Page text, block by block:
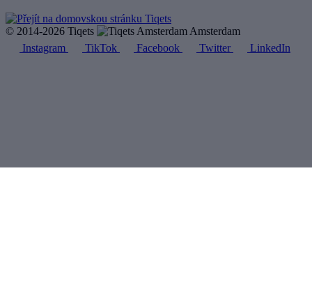
© 2014-2026 Tiqets
Amsterdam
Instagram
TikTok Facebook Twitter LinkedIn